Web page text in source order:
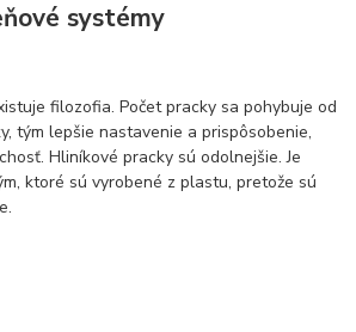
systémy
filozofia. Počet pracky sa pohybuje od
tým lepšie nastavenie a prispôsobenie,
Hliníkové pracky sú odolnejšie. Je
ktoré sú vyrobené z plastu, pretože sú